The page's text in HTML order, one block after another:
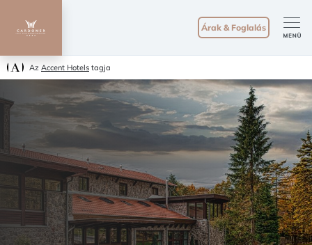
Az Accent Hotels tagja
Árak & Foglalás